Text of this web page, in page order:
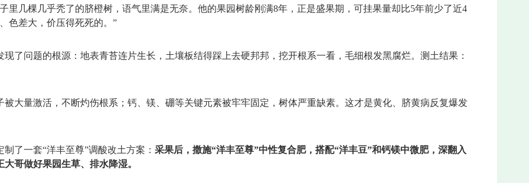
里几棵几乎秃了的脐橙树，语气里满是无奈。他的果园树龄刚满8年，正是盛果期，可挂果量却比5年前少了近4
色差大，价压得死死的。”
了问题的根源：地表青苔连片生长，土壤板结得踩上去硬邦邦，挖开根系一看，毛细根发黑腐烂。测土结果：
大量激活，不断灼伤根系；钙、镁、硼等关键元素被牢牢固定，树体严重缺素。这才是黄化、脐黄病反复爆发
了一套“洋丰至尊”调酸改土方案： 采果后，撒施“洋丰至尊”中性复合肥，搭配“洋丰豆”和钙镁中微肥，深翻入
哥做好果园生草、排水降湿。